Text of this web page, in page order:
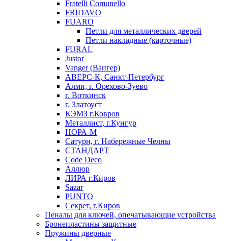
Fratelli Comunello
FRIDAVO
FUARO
Петли для металлических дверей
Петли накладные (карточные)
FURAL
Justor
Vanger (Вангер)
АВЕРС-К, Санкт-Петербург
Алми, г. Орехово-Зуево
г. Воткинск
г. Златоуст
КЭМЗ г.Ковров
Металлист, г.Кунгур
НОРА-М
Сатурн, г. Набережные Челны
СТАНДАРТ
Code Deco
Аллюр
ЛИРА г.Киров
Sazar
PUNTO
Секрет, г.Киров
Пеналы для ключей, опечатывающие устройства
Бронепластины защитные
Пружины дверные